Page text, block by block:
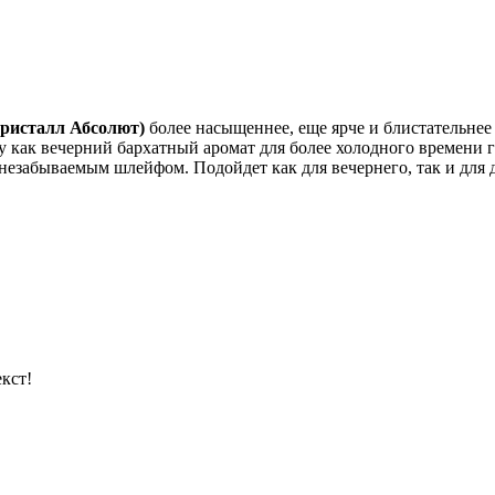
Абсолют) более насыщеннее, еще ярче и
вечерний бархатный аромат для более холодного
шлейфом. Подойдет как для вечернего, так и для